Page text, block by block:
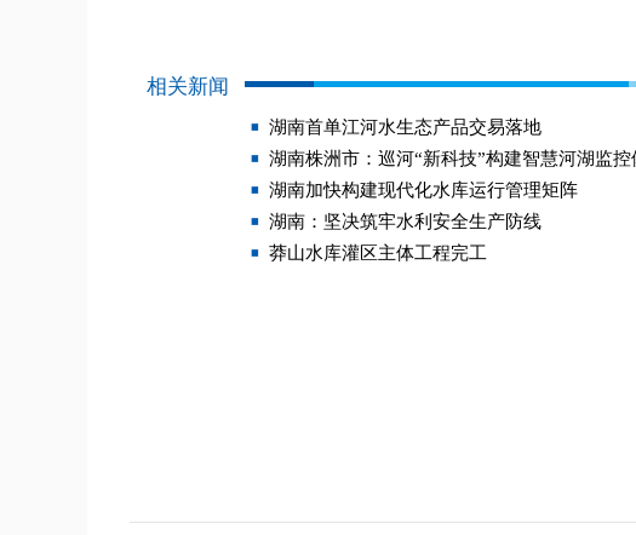
相关新闻
湖南首单江河水生态产品交易落地
湖南株洲市：巡河“新科技”构建智慧河湖监控
湖南加快构建现代化水库运行管理矩阵
湖南：坚决筑牢水利安全生产防线
莽山水库灌区主体工程完工